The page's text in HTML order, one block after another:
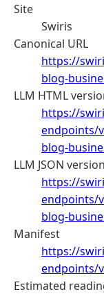
Site
Swiris
Canonical URL
https://
blog-
LLM HTML
https://
endpoints/
blog-
LLM JSON version
https://
endpoints/
blog-
Manifest
https://
endpoints/
Estimated